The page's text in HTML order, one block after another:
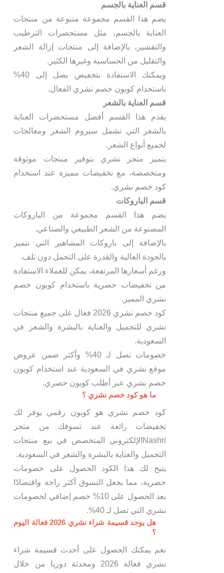
قسم العناية بالجسم
يضم هذا القسم مجموعة متنوعة من منتجات
العناية بالجسم، مثل مستحضرات الترطيب
والتقشير، بالإضافة إلى منتجات إزالة الشعر
والتقليل من الحساسية وغيرها الكثير.
ويمكنك الاستفادة بتخفيض يصل إلى 40%
باستخدام كوبون خصم نشري الفعال.
قسم العناية بالشعر
يقدم هذا القسم أفضل مستحضرات العناية
بالشعر التي تشمل سيروم الشعر ومعالجات
لجميع أنواع الشعر.
يتميز متجر نشري بتوفير منتجات موثوقة
ومتخصصة، مع تخفيضات مميزة عند استخدام
كود خصم نشري.
قسم الباروكات
يضم هذا القسم مجموعة من الباروكات
المصنوعة من الشعر الطبيعي والصناعي.
بالإضافة إلى باروكات المشاهير التي تتميز
بالجودة العالية والقدرة على التحمل دون تلف.
ورغم أسعارها المرتفعة، يمكن للعملاء الاستفادة
من تخفيضات حصرية باستخدام كوبون خصم
نشري المميز.
كود خصم نشري 2026 فعال على جميع منتجات
نشري للتجميل والعناية بالبشرة والشعر في
السعودية.
خصومات تصل لـ 40% وأكثر ضمن عروض
موقع نشري في السعودية عند استخدام كوبون
خصم نشري عبر أطلب كوبون حصري.
ما هو كود خصم نشري ؟
كود خصم نشري هو كوبون رقمي يوفر لك
تخفيضات رائعة عند تسوقك من متجر
Nashriالإلكتروني المتخصص في بيع منتجات
التجميل والعناية بالبشرة والشعر في السعودية.
يتيح لك هذا الكود الحصول على خصومات
حصرية، مما يجعل التسوق أكثر راحة واقتصادًا
بعد الحصول على 10% خصم إضافي لخصومات
نشري التي تصل لـ 40%.
هل يوجد قسيمة شراء نشري 2026 فعالة اليوم
؟
نعم يمكنك الحصول على أحدث قسيمة شراء
نشري فعالة 2026 ومحدثة دوريا من خلال